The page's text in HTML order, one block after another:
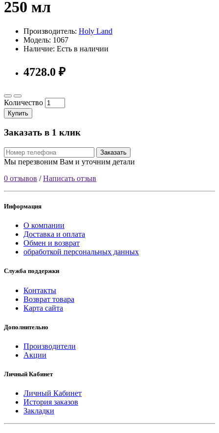
250 мл
Производитель: Holy Land
Модель: 1067
Наличие: Есть в наличии
4728.0 ₽
Количество
Купить
Заказать в 1 клик
Заказать
Мы перезвоним Вам и уточним детали
0 отзывов /Написать отзыв
Информация
О компании
Доставка и оплата
Обмен и возврат
обработкой персональных данных
Служба поддержки
Контакты
Возврат товара
Карта сайта
Дополнительно
Производители
Акции
Личный Кабинет
Личный Кабинет
История заказов
Закладки